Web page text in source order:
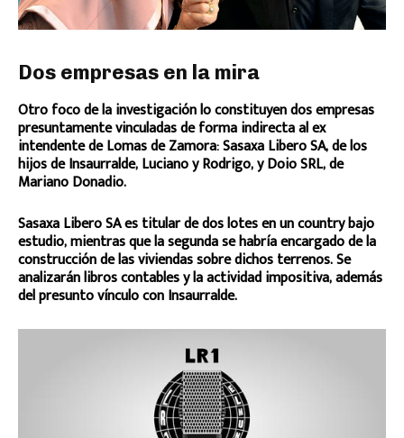
Dos empresas en la mira
Otro foco de la investigación lo constituyen dos empresas
presuntamente vinculadas de forma indirecta al ex
intendente de Lomas de Zamora: Sasaxa Libero SA, de los
hijos de Insaurralde, Luciano y Rodrigo, y Doio SRL, de
Mariano Donadio.
Sasaxa Libero SA es titular de dos lotes en un country bajo
estudio, mientras que la segunda se habría encargado de la
construcción de las viviendas sobre dichos terrenos. Se
analizarán libros contables y la actividad impositiva, además
del presunto vínculo con Insaurralde.